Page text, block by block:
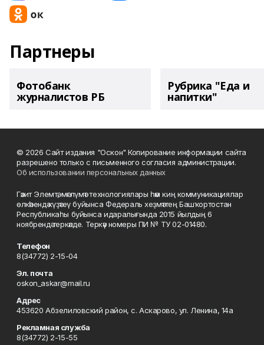
Партнеры
Фотобанк
журналистов РБ
Рубрика "Еда и
напитки"
© 2026 Сайт издания "Оскон" Копирование информации сайта
разрешено только с письменного согласия администрации.
Об использовании персональных данных
Гәзит Элемтә, мәғлүмәт технологиялары һәм киң коммуникациялар
өлкәһендә күҙәтеү буйынса Федераль хеҙмәттең Башҡортостан
Республикаһы буйынса идаралығында 2015 йылдың 6
ноябрендә теркәлде. Теркәү номеры ПИ № ТУ 02-01480.
Телефон
8(34772) 2-15-04
Эл. почта
oskon_askar@mail.ru
Адрес
453620 Абзелиловский район, с. Аскарово, ул. Ленина, 14а
Рекламная служба
8(34772) 2-15-55